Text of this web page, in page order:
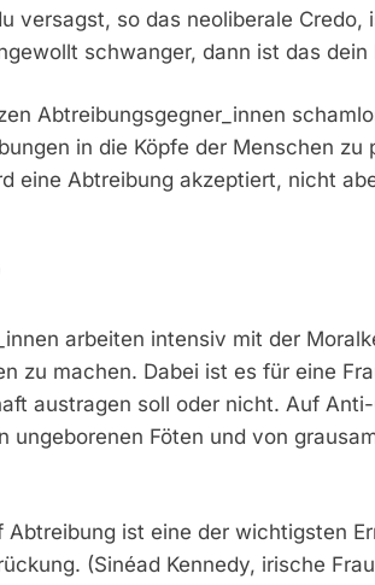
versagst, so das neoliberale
schwanger, dann ist das dein
Abtreibungsgegner_innen
in die Köpfe der Menschen
eine Abtreibung akzeptiert, nicht
arbeiten intensiv mit der
zu machen. Dabei ist es für eine
austragen soll oder nicht. Auf
ungeborenen Föten und von
Abtreibung ist eine der wichtigsten
(Sinéad Kennedy, irische